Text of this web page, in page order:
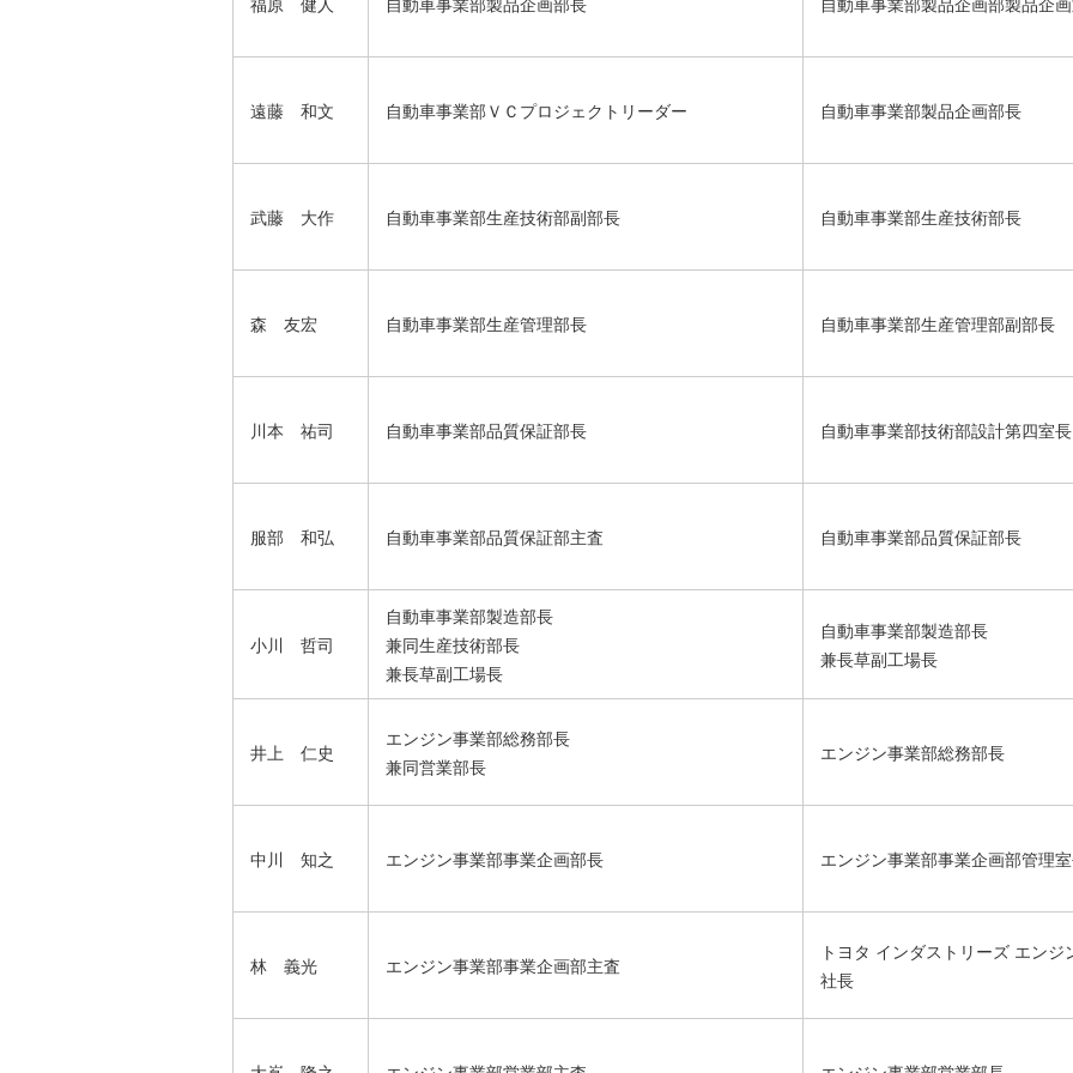
遠藤 和文 自動車事業部ＶＣプロジェクトリーダー 自動車事業部製品企画部長
武藤 大作 自動車事業部生産技術部副部長 自動車事業部生産技術部長
森 友宏 自動車事業部生産管理部長 自動車事業部生産管理部副部長
川本 祐司 自動車事業部品質保証部長 自動車事業部技術部設計第四室長
服部 和弘 自動車事業部品質保証部主査 自動車事業部品質保証部長
小川 哲司
自動車事業部製造部長
兼同生産技術部長
兼長草副工場長
自動車事業部製造部長
兼長草副工場長
井上 仁史
エンジン事業部総務部長
兼同営業部長
エンジン事業部総務部長
中川 知之 エンジン事業部事業企画部長 エンジン事業部事業企画部管理
林 義光 エンジン事業部事業企画部主査
トヨタ インダストリーズ エン
社長